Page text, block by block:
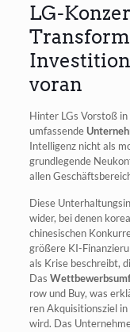
LG-
voran
Hin­ter LGs Vor­stoß in
umfas­sen­de
Intel­li­genz nicht als
grund­le­gen­de
allen
Die­se
wider, bei denen
chi­ne­si­schen
grö­ße­re KI-
als Kri­se beschreibt,
Das
row und Buy, was
ren Akqui­si­ti­ons­ziel
wird. Das